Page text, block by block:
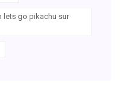
lets go pikachu sur